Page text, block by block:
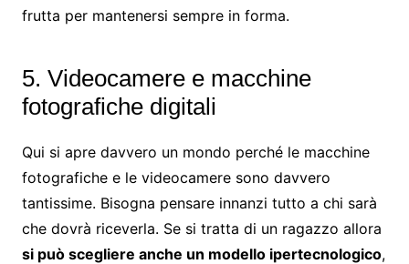
frutta per mantenersi sempre in forma.
5. Videocamere e macchine
fotografiche digitali
Qui si apre davvero un mondo perché le macchine
fotografiche e le videocamere sono davvero
tantissime. Bisogna pensare innanzi tutto a chi sarà
che dovrà riceverla. Se si tratta di un ragazzo allora
si può scegliere anche un modello ipertecnologico,